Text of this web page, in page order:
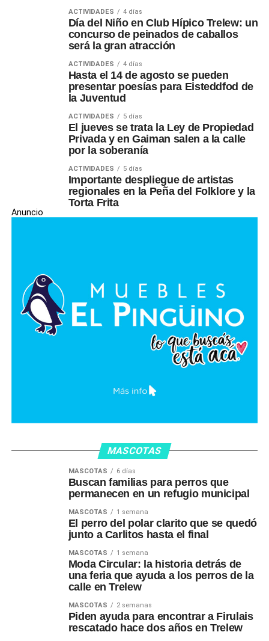
ACTIVIDADES 4 días
Día del Niño en Club Hípico Trelew: un
concurso de peinados de caballos
será la gran atracción
ACTIVIDADES 4 días
Hasta el 14 de agosto se pueden
presentar poesías para Eisteddfod de
la Juventud
ACTIVIDADES 5 días
El jueves se trata la Ley de Propiedad
Privada y en Gaiman salen a la calle
por la soberanía
ACTIVIDADES 5 días
Importante despliegue de artistas
regionales en la Peña del Folklore y la
Torta Frita
Anuncio
MASCOTAS
MASCOTAS 6 días
Buscan familias para perros que
permanecen en un refugio municipal
MASCOTAS 1 semana
El perro del polar clarito que se quedó
junto a Carlitos hasta el final
MASCOTAS 1 semana
Moda Circular: la historia detrás de
una feria que ayuda a los perros de la
calle en Trelew
MASCOTAS 2 semanas
Piden ayuda para encontrar a Firulais
rescatado hace dos años en Trelew